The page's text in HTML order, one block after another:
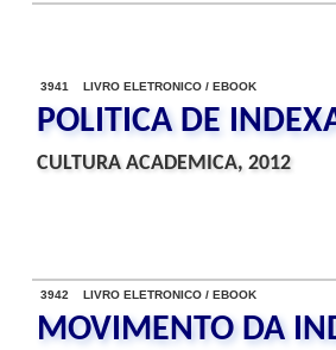
3941 LIVRO ELETRONICO / EBOOK
POLITICA DE
CULTURA ACADEMICA, 2012
3942 LIVRO ELETRONICO / EBOOK
MOVIMENTO DA